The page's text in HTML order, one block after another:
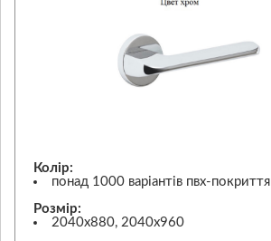
Колір:
понад 1000 варіантів пвх-покриття
Розмір:
2040х880, 2040х960